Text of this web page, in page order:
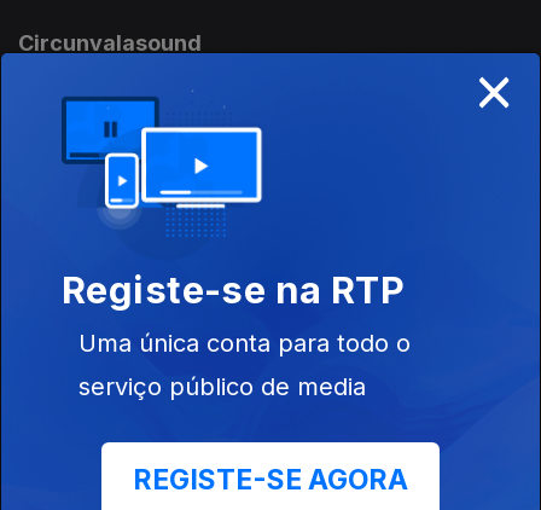
Circunvalasound
O Hype dos Geese e regressos em barda
Teorias das cordas elétricas
Do que é àspero e belo.
10 anos sem Prince
21 abr. 2026
×
Registe-se na RTP
Uma única conta para todo o
serviço público de media
REGISTE-SE AGORA